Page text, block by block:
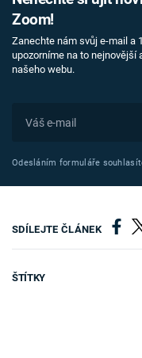
Zoom!
Zanechte nám svůj e-mail a
upozorníme na to nejnovější
našeho webu.
Odesláním formuláře
SDÍLEJTE ČLÁNEK
ŠTÍTKY